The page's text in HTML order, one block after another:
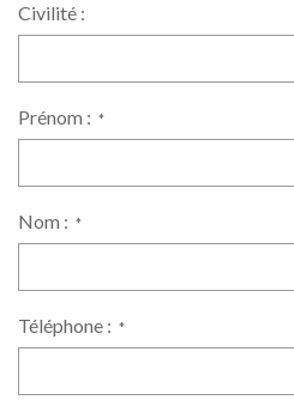
Civilité :
Prénom : *
Nom : *
Téléphone : *